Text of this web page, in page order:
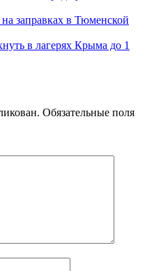
заправках в Тюменской
в лагерях Крыма до 1
Обязательные поля